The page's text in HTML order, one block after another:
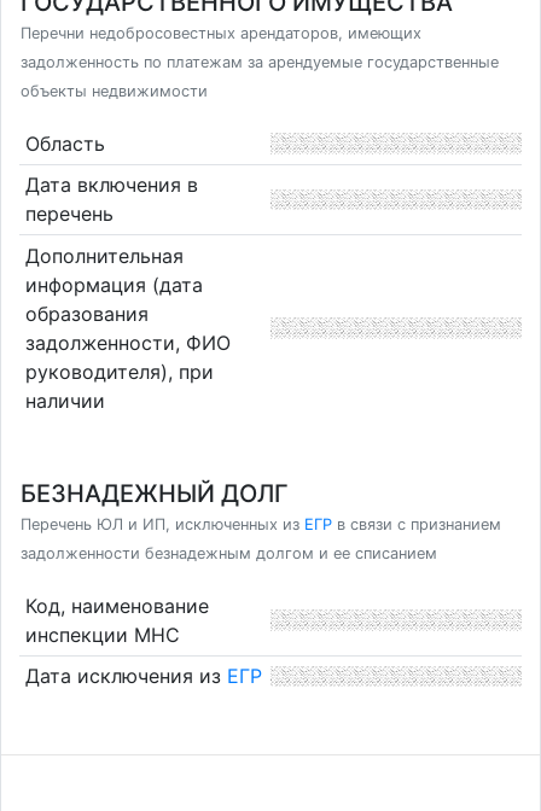
Перечни недобросовестных арендаторов, имеющих
задолженность по платежам за арендуемые государственные
объекты недвижимости
Область
Дата включения в
перечень
Дополнительная
информация (дата
образования
задолженности, ФИО
руководителя), при
наличии
БЕЗНАДЕЖНЫЙ ДОЛГ
Перечень ЮЛ и ИП, исключенных из ЕГР в связи с признанием
задолженности безнадежным долгом и ее списанием
Код, наименование
инспекции МНС
Дата исключения из ЕГР